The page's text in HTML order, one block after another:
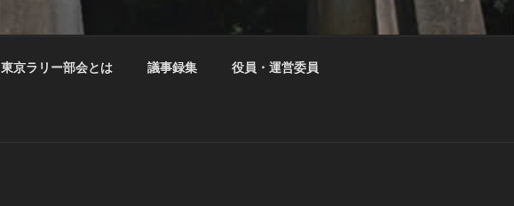
東京ラリー部会とは 議事録集 役員・運営委員